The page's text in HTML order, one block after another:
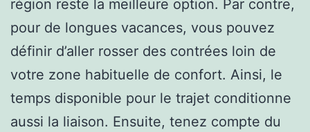
région reste la meilleure option. Par contre,
pour de longues vacances, vous pouvez
définir d’aller rosser des contrées loin de
votre zone habituelle de confort. Ainsi, le
temps disponible pour le trajet conditionne
aussi la liaison. Ensuite, tenez compte du